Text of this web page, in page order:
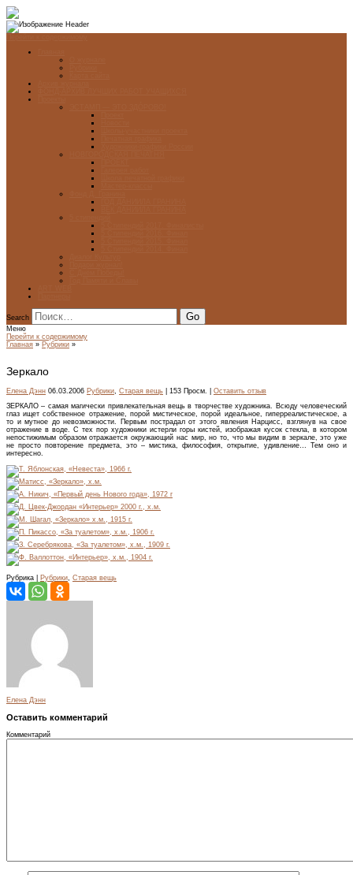
Search
Меню
Перейти к содержимому
Главная » Рубрики »
Зеркало
Елена Дэнн 06.03.2006 Рубрики, Старая вещь | 153 Просм. | Оставить отзыв
ЗЕРКАЛО – самая магически привлекательная вещь в творчестве художника. Всюду человеческий
глаз ищет собственное отражение, порой мистическое, порой идеальное, гиперреалистическое, а
то и мутное до невозможности. Первым пострадал от этого явления Нарцисс, взглянув на свое
отражение в воде. С тех пор художники истерли горы кистей, изображая кусок стекла, в котором
непостижимым образом отражается окружающий нас мир, но то, что мы видим в зеркале, это уже
не просто повторение предмета, это – мистика, философия, открытие, удивление… Тем оно и
интересно.
Рубрика | Рубрики Старая вещь
Елена Дэнн
Оставить комментарий
Комментарий